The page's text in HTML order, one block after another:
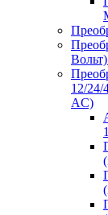
12/24/
AC)